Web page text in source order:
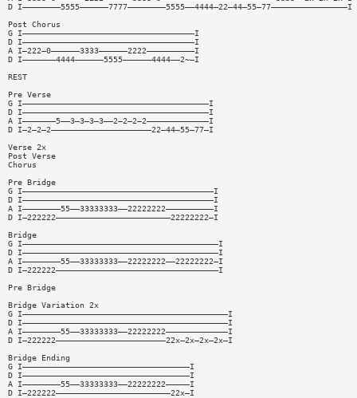
D I————————5555——————7777————————5555——4444—22—44—55—77————————————————I
Post Chorus
G I————————————————————————————————————I
D I————————————————————————————————————I
A I—222—0——————3333——————2222——————————I
D I———————4444——————5555——————4444——2~—I
REST
Pre Verse
G I———————————————————————————————————————I
D I———————————————————————————————————————I
A I———————5——3—3—3—3——2—2—2—2—————————————I
D I—2—2—2—————————————————————22—44—55—77—I
Verse 2x
Post Verse
Chorus
Pre Bridge
G I————————————————————————————————————————I
D I————————————————————————————————————————I
A I————————55——33333333——22222222——————————I
D I—222222————————————————————————22222222—I
Bridge
G I—————————————————————————————————————————I
D I—————————————————————————————————————————I
A I————————55——33333333——22222222——22222222—I
D I—222222——————————————————————————————————I
Pre Bridge
Bridge Variation 2x
G I———————————————————————————————————————————I
D I———————————————————————————————————————————I
A I————————55——33333333——22222222—————————————I
D I—222222———————————————————————22x—2x—2x—2x—I
Bridge Ending
G I———————————————————————————————————I
D I———————————————————————————————————I
A I————————55——33333333——22222222—————I
D I—222222————————————————————————22x—I